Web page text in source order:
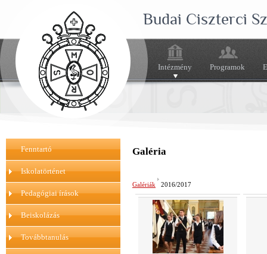
Budai Ciszterci
Intézmény Programok
Fenntartó
Iskolatörténet
Pedagógiai írások
Beiskolázás
Továbbtanulás
Galéria
Galériák 2016/2017